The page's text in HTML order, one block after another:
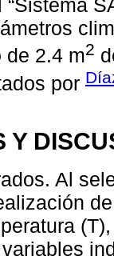
“Sistema
de 2.4 m2
por
Y
Al